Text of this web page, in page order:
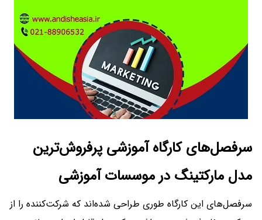
سرفصل‌های کارگاه آموزشی پرفروش‌ترین
مدل مارکتینگ در موسسات آموزشی
سرفصل‌های این کارگاه طوری طراحی شده‌اند که شرکت‌کننده را از